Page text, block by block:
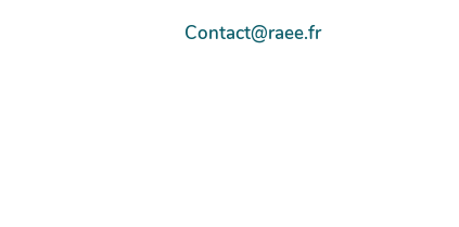
Contact@raee.fr